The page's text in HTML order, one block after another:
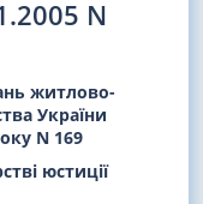
N
житлово-
України
N 169
юстиції